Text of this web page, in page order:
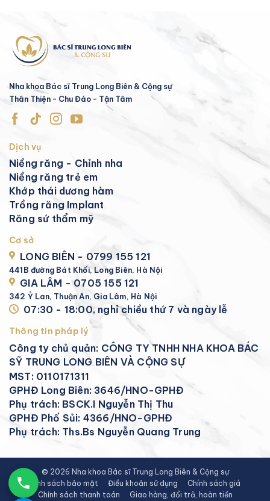
Nha khoa Bác sĩ Trung Long Biên & Cộng sự
Thân Thiện - Chu Đáo - Tận Tâm
Dịch vụ
Niềng răng - Chỉnh nha
Niềng răng trẻ em
Khớp thái dương hàm
Trồng răng Implant
Răng sứ thẩm mỹ
Cơ sở
LONG BIÊN - 0799 155 121
441B đường Bát Khối, Long Biên, Hà Nội
GIA LÂM - 0705 155 121
342 Ỷ Lan, Thuận An, Gia Lâm, Hà Nội
07:30 - 18:00, nghỉ chiều thứ 7 và ngày lễ
Thông tin pháp lý
Công ty chủ quản: CÔNG TY TNHH NHA KHOA BÁC
SỸ TRUNG LONG BIÊN VÀ CỘNG SỰ
MST: 0110171311
GPHĐ Long Biên: 3646/HNO-GPHĐ
Phụ trách: BSCK.I Nguyễn Thị Thu
GPHĐ Phố Sủi: 4366/HNO-GPHĐ
Phụ trách: Ths.Bs Nguyễn Quang Trung
© 2026 Nha khoa Bác sĩ Trung Long Biên & Cộng sự
Chính sách bảo mật
Điều khoản sử dụng
Chính sách giá
Chính sách thanh toán
Giao hàng, đổi trả, hoàn tiền